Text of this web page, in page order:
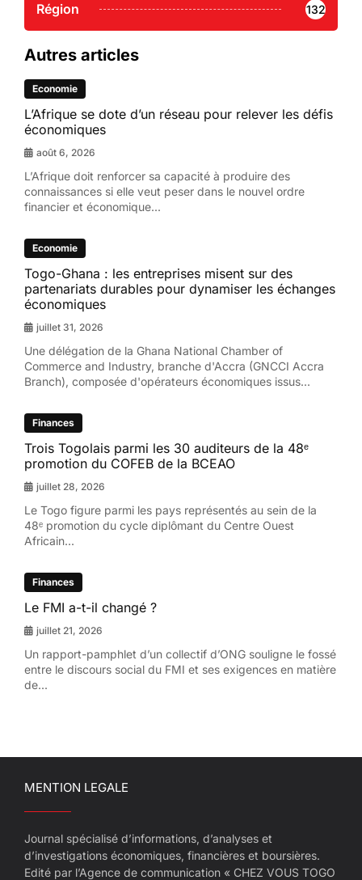
Région 132
Autres articles
Economie
L’Afrique se dote d’un réseau pour relever les défis
économiques
août 6, 2026
L’Afrique doit renforcer sa capacité à produire des
connaissances si elle veut peser dans le nouvel ordre
financier et économique...
Economie
Togo-Ghana : les entreprises misent sur des
partenariats durables pour dynamiser les échanges
économiques
juillet 31, 2026
Une délégation de la Ghana National Chamber of
Commerce and Industry, branche d'Accra (GNCCI Accra
Branch), composée d'opérateurs économiques issus...
Finances
Trois Togolais parmi les 30 auditeurs de la 48ᵉ
promotion du COFEB de la BCEAO
juillet 28, 2026
Le Togo figure parmi les pays représentés au sein de la
48ᵉ promotion du cycle diplômant du Centre Ouest
Africain...
Finances
Le FMI a-t-il changé ?
juillet 21, 2026
Un rapport-pamphlet d’un collectif d’ONG souligne le fossé
entre le discours social du FMI et ses exigences en matière
de...
MENTION LEGALE
Journal spécialisé d’informations, d’analyses et
d’investigations économiques, financières et boursières.
Edité par l’Agence de communication « CHEZ VOUS TOGO